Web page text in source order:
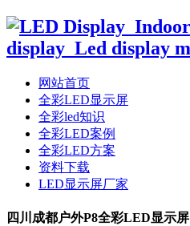
网站首页
全彩LED显示屏
全彩led知识
全彩LED案例
全彩LED方案
资料下载
LED显示屏厂家
四川成都户外P8全彩LED显示屏